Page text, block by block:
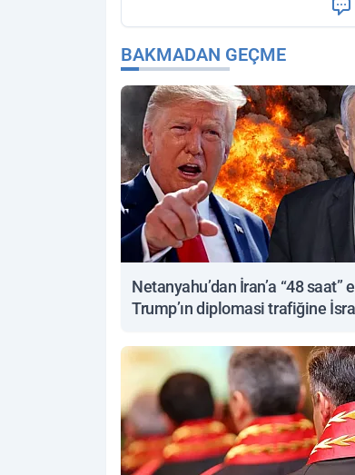
BAKMADAN GEÇME
Netanyahu’dan İran’a “48 saat”
Trump’ın diplomasi trafiğine